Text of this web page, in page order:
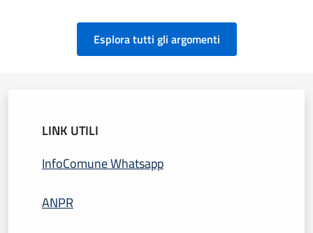
Esplora tutti gli argomenti
LINK UTILI
InfoComune Whatsapp
ANPR